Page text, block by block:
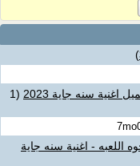
)
(1
- اغنية سنه جاية